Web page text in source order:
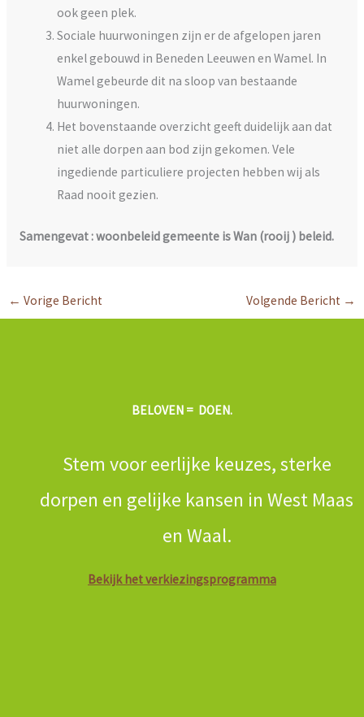
ook geen plek.
Sociale huurwoningen zijn er de afgelopen jaren
enkel gebouwd in Beneden Leeuwen en Wamel. In
Wamel gebeurde dit na sloop van bestaande
huurwoningen.
Het bovenstaande overzicht geeft duidelijk aan dat
niet alle dorpen aan bod zijn gekomen. Vele
ingediende particuliere projecten hebben wij als
Raad nooit gezien.
Samengevat : woonbeleid gemeente is Wan (rooij ) beleid.
← Vorige Bericht Volgende Bericht →
BELOVEN = DOEN.
Stem voor eerlijke keuzes, sterke
dorpen en gelijke kansen in West Maas
en Waal.
Bekijk het verkiezingsprogramma